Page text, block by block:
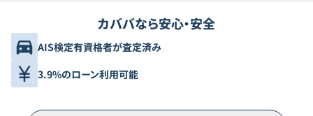
カババなら安心・安全
AIS検定有資格者が査定済み
3.9%のローン利用可能